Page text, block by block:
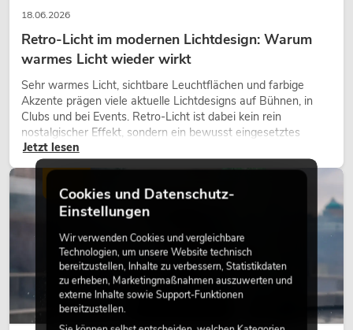
18.06.2026
Retro-Licht im modernen Lichtdesign: Warum
warmes Licht wieder wirkt
Sehr warmes Licht, sichtbare Leuchtflächen und farbige
Akzente prägen viele aktuelle Lichtdesigns auf Bühnen, in
Clubs und bei Events. Retro-Licht ist dabei kein rein
nostalgischer Effekt, sondern ein bewusst eingesetztes
Gestaltungsmittel: Es schafft Atmosphäre, gibt Szenen
Charakter und kann technische LED-Setups emotionaler
wirken lassen.
Jetzt lesen
Cookies und Datenschutz-
Einstellungen
Wir verwenden Cookies und vergleichbare
Technologien, um unsere Website technisch
bereitzustellen, Inhalte zu verbessern, Statistikdaten
zu erheben, Marketingmaßnahmen auszuwerten und
externe Inhalte sowie Support-Funktionen
bereitzustellen.